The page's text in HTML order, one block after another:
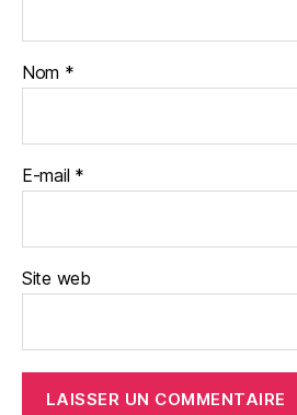
Nom *
E-mail *
Site web